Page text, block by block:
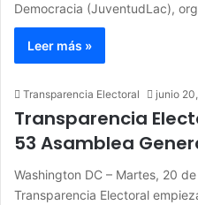
Democracia (JuventudLac),
Leer más »
Transparencia Electoral junio
Transparencia
53 Asamblea
Washington DC – Martes, 20
Transparencia Electoral